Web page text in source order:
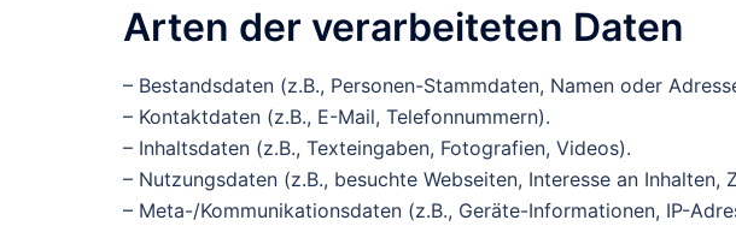
Arten der verarbeiteten Daten
– Bestandsdaten (z.B., Personen-Stammdaten, Namen oder
– Kontaktdaten (z.B., E-Mail, Telefonnummern).
– Inhaltsdaten (z.B., Texteingaben, Fotografien, Videos).
– Nutzungsdaten (z.B., besuchte Webseiten, Interesse an Inhalten,
– Meta-/Kommunikationsdaten (z.B., Geräte-Informationen, IP-